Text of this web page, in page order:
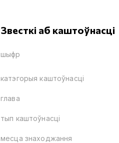
Звесткі аб каштоўнасці
шыфр
катэгорыя каштоўнасці
глава
тып каштоўнасці
месца знаходжання